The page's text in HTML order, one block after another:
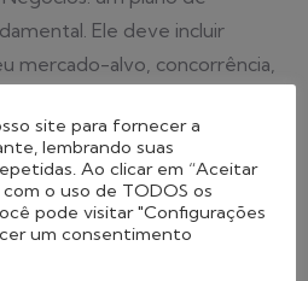
Ele deve incluir
mercado-alvo, concorrência,
úteis aquisobre
com cuidado: Uma vez que
é essencial manter
finanças, tanto para a
quanto para
site para fornecer a
lembrando suas
Ao clicar em “Aceitar
o uso de TODOS os
pode visitar "Configurações
um consentimento